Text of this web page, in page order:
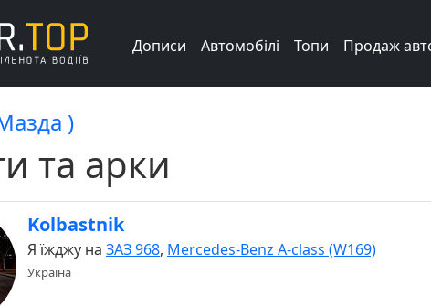
Дописи Автомобілі Топи Продаж
)
та арки
Kolbastnik
Я їжджу на ЗАЗ 968, Mercedes-Benz A-class (W169)
Україна